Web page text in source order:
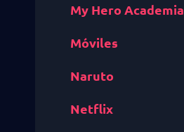
My Hero Academia
Móviles
Naruto
Netflix